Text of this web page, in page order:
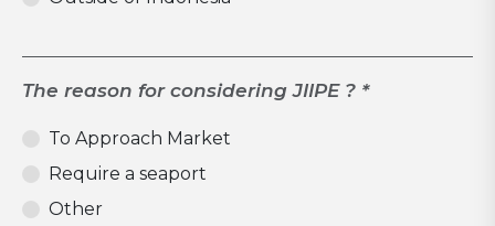
The reason for considering JIIPE ? *
To Approach Market
Require a seaport
Other